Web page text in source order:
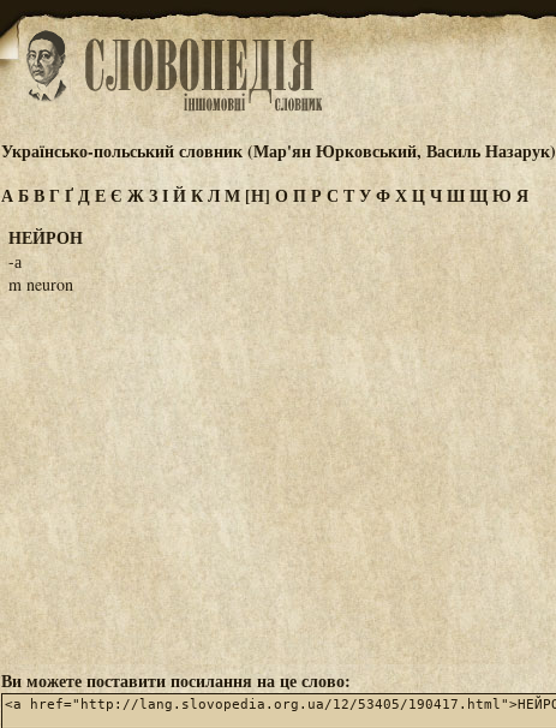
Українсько-польський словник (Мар'ян Юрковський, Василь Назарук)
АБВГҐДЕЄ ЖЗІЙКЛМ [Н] ОПРС ТУФХЦЧШЩЮ Я
НЕЙРОН
-а
m neuron
Ви можете поставити посилання на це слово: